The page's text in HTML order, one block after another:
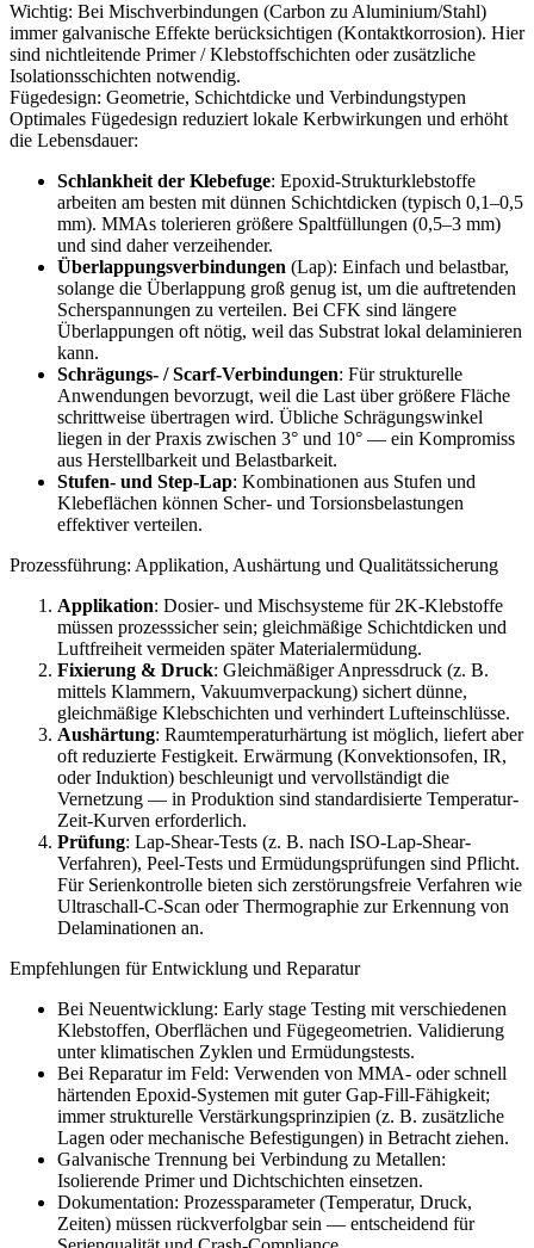
Wichtig: Bei Mischverbindungen (Carbon zu Aluminium/Stahl)
immer galvanische Effekte berücksichtigen (Kontaktkorrosion). Hier
sind nichtleitende Primer / Klebstoffschichten oder zusätzliche
Isolationsschichten notwendig.
Fügedesign: Geometrie, Schichtdicke und Verbindungstypen
Optimales Fügedesign reduziert lokale Kerbwirkungen und erhöht
die Lebensdauer:
Schlankheit der Klebefuge: Epoxid-Strukturklebstoffe
arbeiten am besten mit dünnen Schichtdicken (typisch 0,1–0,5
mm). MMAs tolerieren größere Spaltfüllungen (0,5–3 mm)
und sind daher verzeihender.
Überlappungsverbindungen (Lap): Einfach und belastbar,
solange die Überlappung groß genug ist, um die auftretenden
Scherspannungen zu verteilen. Bei CFK sind längere
Überlappungen oft nötig, weil das Substrat lokal delaminieren
kann.
Schrägungs- / Scarf-Verbindungen: Für strukturelle
Anwendungen bevorzugt, weil die Last über größere Fläche
schrittweise übertragen wird. Übliche Schrägungswinkel
liegen in der Praxis zwischen 3° und 10° — ein Kompromiss
aus Herstellbarkeit und Belastbarkeit.
Stufen- und Step-Lap: Kombinationen aus Stufen und
Klebeflächen können Scher- und Torsionsbelastungen
effektiver verteilen.
Prozessführung: Applikation, Aushärtung und Qualitätssicherung
Applikation: Dosier- und Mischsysteme für 2K-Klebstoffe
müssen prozesssicher sein; gleichmäßige Schichtdicken und
Luftfreiheit vermeiden später Materialermüdung.
Fixierung & Druck: Gleichmäßiger Anpressdruck (z. B.
mittels Klammern, Vakuumverpackung) sichert dünne,
gleichmäßige Klebschichten und verhindert Lufteinschlüsse.
Aushärtung: Raumtemperaturhärtung ist möglich, liefert aber
oft reduzierte Festigkeit. Erwärmung (Konvektionsofen, IR,
oder Induktion) beschleunigt und vervollständigt die
Vernetzung — in Produktion sind standardisierte Temperatur-
Zeit-Kurven erforderlich.
Prüfung: Lap-Shear-Tests (z. B. nach ISO-Lap-Shear-
Verfahren), Peel-Tests und Ermüdungsprüfungen sind Pflicht.
Für Serienkontrolle bieten sich zerstörungsfreie Verfahren wie
Ultraschall-C-Scan oder Thermographie zur Erkennung von
Delaminationen an.
Empfehlungen für Entwicklung und Reparatur
Bei Neuentwicklung: Early stage Testing mit verschiedenen
Klebstoffen, Oberflächen und Fügegeometrien. Validierung
unter klimatischen Zyklen und Ermüdungstests.
Bei Reparatur im Feld: Verwenden von MMA- oder schnell
härtenden Epoxid-Systemen mit guter Gap-Fill-Fähigkeit;
immer strukturelle Verstärkungsprinzipien (z. B. zusätzliche
Lagen oder mechanische Befestigungen) in Betracht ziehen.
Galvanische Trennung bei Verbindung zu Metallen:
Isolierende Primer und Dichtschichten einsetzen.
Dokumentation: Prozessparameter (Temperatur, Druck,
Zeiten) müssen rückverfolgbar sein — entscheidend für